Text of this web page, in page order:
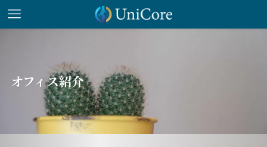
オフィス紹介